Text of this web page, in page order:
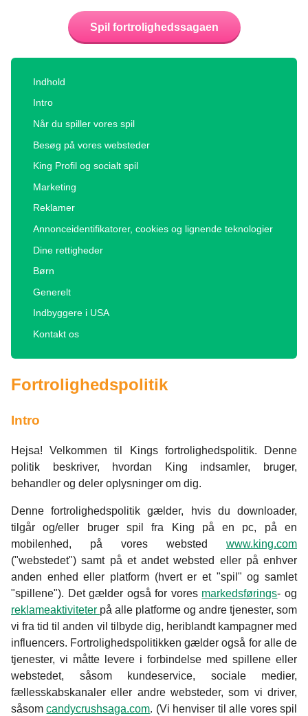
Fortrolighedspolitik
Intro
Hejsa! Velkommen til Kings fortrolighedspolitik. Denne
politik beskriver, hvordan King indsamler, bruger,
behandler og deler oplysninger om dig.
Denne fortrolighedspolitik gælder, hvis du downloader,
tilgår og/eller bruger spil fra King på en pc, på en
mobilenhed, på vores websted www.king.com
("webstedet") samt på et andet websted eller på enhver
anden enhed eller platform (hvert er et "spil" og samlet
"spillene"). Det gælder også for vores markedsførings- og
reklameaktiviteter på alle platforme og andre tjenester, som
vi fra tid til anden vil tilbyde dig, heriblandt kampagner med
influencers. Fortrolighedspolitikken gælder også for alle de
tjenester, vi måtte levere i forbindelse med spillene eller
webstedet, såsom kundeservice, sociale medier,
fællesskabskanaler eller andre websteder, som vi driver,
såsomcandycrushsaga.com. (Vi henviser til alle vores spil
Spil fortrolighedssagaen
Indhold
Intro
Når du spiller vores spil
Besøg på vores websteder
King Profil og socialt spil
Marketing
Reklamer
Annonceidentifikatorer, cookies og lignende teknologier
Dine rettigheder
Børn
Generelt
Indbyggere i USA
Kontakt os